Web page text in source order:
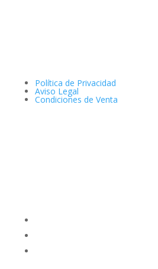
Política de Privacidad
Aviso Legal
Condiciones de Venta